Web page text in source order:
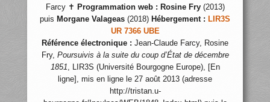
Farcy ✝ Programmation web : Rosine Fry(2013)
puis Morgane Valageas (2018) Hébergement : LIR3S
UR 7366 UBE
Référence électronique : Jean-Claude Farcy, Rosine
Fry, Poursuivis à la suite du coup d’État de décembre
1851, LIR3S (Université Bourgogne Europe), [En
ligne], mis en ligne le 27 août 2013 (adresse
http://tristan.u-